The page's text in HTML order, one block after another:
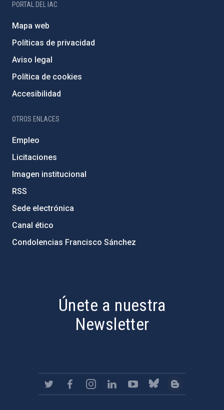
PORTAL DEL IAC
Mapa web
Políticas de privacidad
Aviso legal
Política de cookies
Accesibilidad
OTROS ENLACES
Empleo
Licitaciones
Imagen institucional
RSS
Sede electrónica
Canal ético
Condolencias Francisco Sánchez
Únete a nuestra
Newsletter